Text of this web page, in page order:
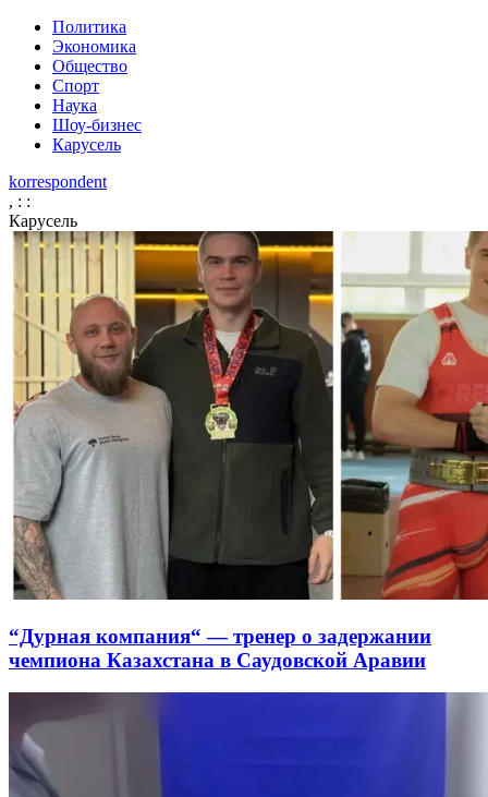
Политика
Экономика
Общество
Спорт
Наука
Шоу-бизнес
Карусель
korrespondent
, : :
Карусель
“Дурная компания“ — тренер о задержании
чемпиона Казахстана в Саудовской Аравии